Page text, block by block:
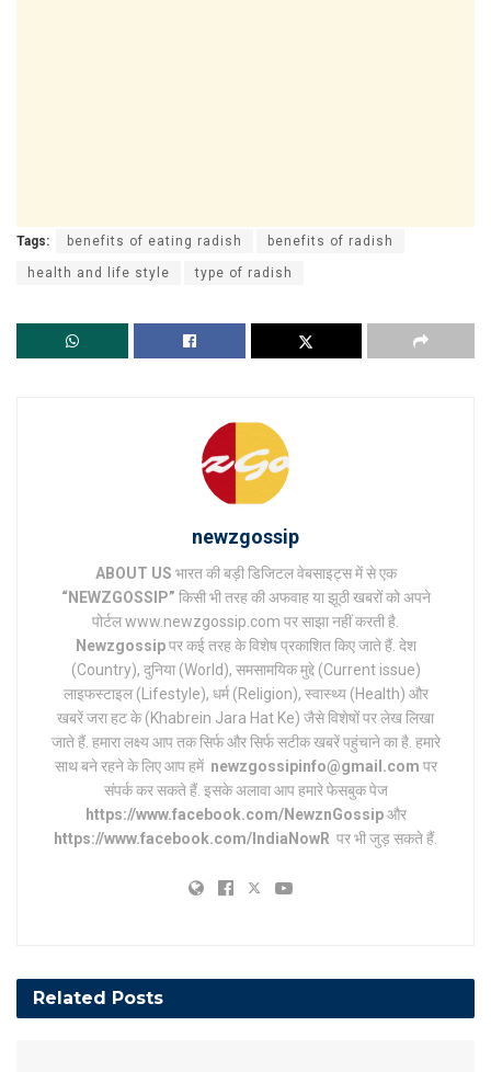
Tags: benefits of eating radish benefits of radish
health and life style type of radish
newzgossip
ABOUT US भारत की बड़ी डिजिटल वेबसाइट्स में से एक
“NEWZGOSSIP” किसी भी तरह की अफवाह या झूठी खबरों को अपने
पोर्टल www.newzgossip.com पर साझा नहीं करती है.
Newzgossipपर कई तरह के विशेष प्रकाशित किए जाते हैं. देश
(Country), दुनिया (World), समसामयिक मुद्दे (Current issue)
लाइफस्टाइल (Lifestyle), धर्म (Religion), स्वास्थ्य (Health) और
खबरें जरा हट के (Khabrein Jara Hat Ke) जैसे विशेषों पर लेख लिखा
जाते हैं. हमारा लक्ष्य आप तक सिर्फ और सिर्फ सटीक खबरें पहुंचाने का है. हमारे
साथ बने रहने के लिए आप हमें newzgossipinfo@gmail.com पर
संपर्क कर सकते हैं. इसके अलावा आप हमारे फेसबुक पेज
https://www.facebook.com/NewznGossipऔर
https://www.facebook.com/IndiaNowR पर भी जुड़ सकते हैं.
Related Posts